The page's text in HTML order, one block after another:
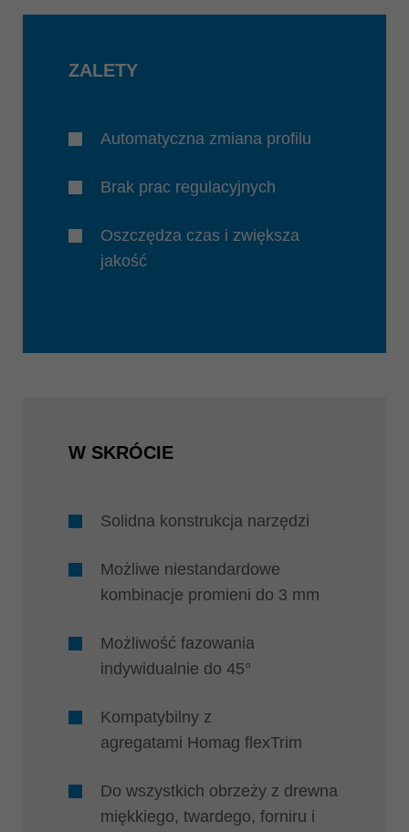
ZALETY
Automatyczna zmiana profilu
Brak prac regulacyjnych
Oszczędza czas i zwiększa
jakość
W SKRÓCIE
Solidna konstrukcja narzędzi
Możliwe niestandardowe
kombinacje promieni do 3 mm
Możliwość fazowania
indywidualnie do 45°
Kompatybilny z
agregatami Homag flexTrim
Do wszystkich obrzeży z drewna
miękkiego, twardego, forniru i